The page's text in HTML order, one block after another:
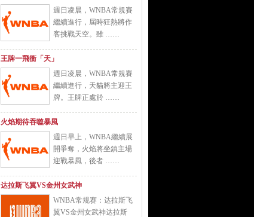
週日凌晨，WNBA常規賽
繼續進行，屆時狂熱將作
客挑戰天空。雖 ……
王牌一飛衝「天」
週日凌晨，WNBA常規賽
繼續進行，天貓將主迎王
牌。王牌正處於 ……
火焰期待吞噬暴風
週日早上，WNBA繼續展
開爭奪，火焰將坐鎮主場
迎戰暴風，後者 ……
达拉斯飞翼VS金州女武神
WNBA常规赛：达拉斯飞
翼VS金州女武神达拉斯